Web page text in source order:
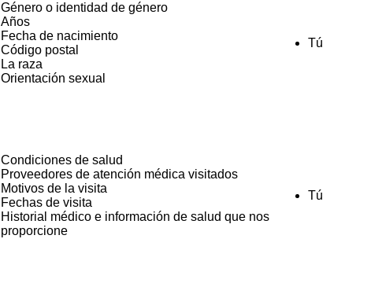
Género o identidad de género
Años
Fecha de nacimiento
Código postal
La raza
Orientación sexual
Tú
Condiciones de salud
Proveedores de atención médica visitados
Motivos de la visita
Fechas de visita
Historial médico e información de salud que nos
proporcione
Tú